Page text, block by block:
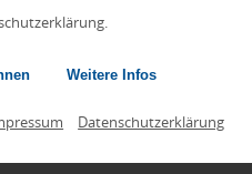
Weitere Infos
Datenschutzerklärung